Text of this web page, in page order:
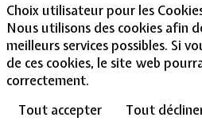
Choix utilisateur pour les
Nous utilisons des cookies afin
meilleurs services possibles. Si
de ces cookies, le site web
correctement.
Tout accepter
Tout